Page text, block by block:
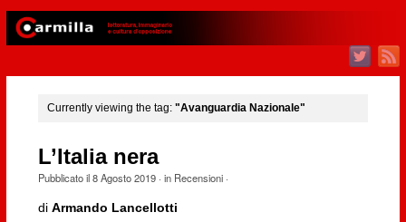
Currently viewing the tag: "Avanguardia Nazionale"
L’Italia nera
Pubblicato il8 Agosto 2019· in Recensioni·
di Armando Lancellotti